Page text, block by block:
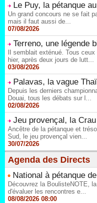
Le Puy, la pétanque
Un grand concours ne se fait
mais il faut aussi de...
07/08/2026
Terreno, une légende
Il semblait exténué. Tous
hier, après deux jours de lutt...
03/08/2026
Palavas, la vague Thaï
Depuis les derniers
Douai, tous les débats sur l...
02/08/2026
Jeu provençal, la
Ancêtre de la pétanque et
Sud, le jeu provençal vien...
30/07/2026
Agenda des Directs
National à pétanque
Découvrez la BoulisteNOTE,
d'évaluer les rencontres e...
08/08/2026 08:00